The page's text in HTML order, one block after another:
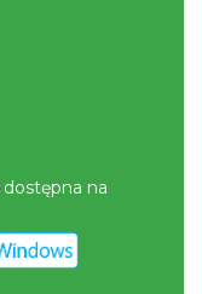
dostępna na